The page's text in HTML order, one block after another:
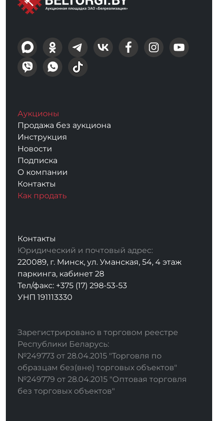
Аукционы
Продажа без аукциона
Инструкция
Новости
Подписка
О компании
Контакты
Как продать
Контакты
Юридический и почтовый адрес:
220089, г. Минск, ул. Уманская, 54, 4 этаж
паркинга, кабинет 28
Тел/факс: +375 (17) 298-53-53
УНП 191113330
Зарегистрировано в торговом реестре
Республики Беларусь:
№249773 от 28.04.2015 "Торговля по
образцам без(вне) торговых объектов"
№249779 от 28.04.2015 "Оптовая торговля
без торговых объектов"